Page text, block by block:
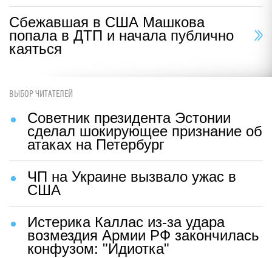
Сбежавшая в США Машкова
попала в ДТП и начала публично
каяться
ВЫБОР ЧИТАТЕЛЕЙ
Советник президента Эстонии
сделал шокирующее признание об
атаках на Петербург
ЧП на Украине вызвало ужас в
США
Истерика Каллас из-за удара
возмездия Армии РФ закончилась
конфузом: "Идиотка"